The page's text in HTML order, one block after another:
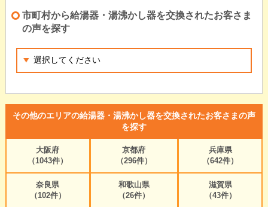
市町村から給湯器・湯沸かし器を交換されたお客さま
の声を探す
その他のエリアの給湯器・湯沸かし器を交換されたお客さまの声
を探す
大阪府
（1043件）
京都府
（296件）
兵庫県
（642件）
奈良県
（102件）
和歌山県
（26件）
滋賀県
（43件）